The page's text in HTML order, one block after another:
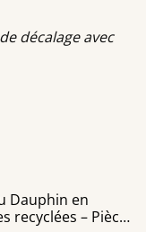
décalage avec
en
recyclées – Pièce